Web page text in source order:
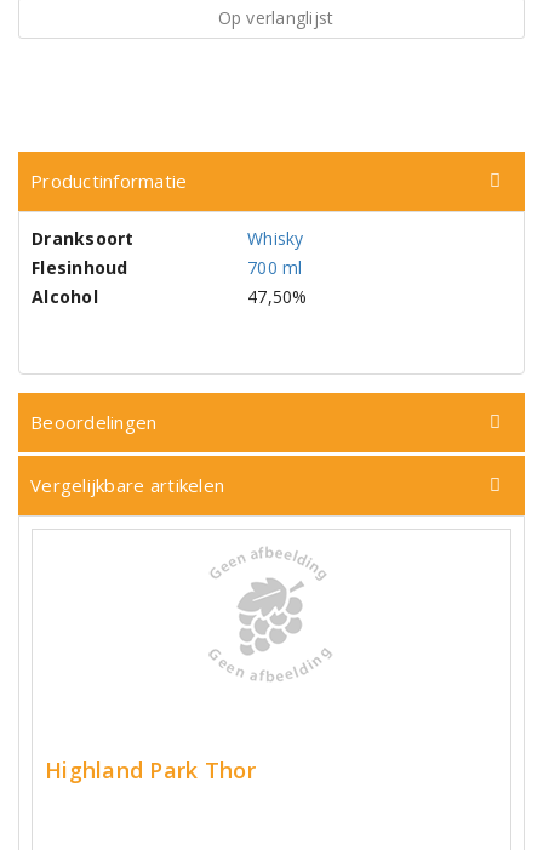
Op verlanglijst
Productinformatie
Dranksoort
Whisky
Flesinhoud
700 ml
Alcohol
47,50%
Beoordelingen
Vergelijkbare artikelen
Highland Park Thor